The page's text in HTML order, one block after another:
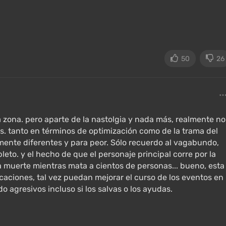
de 2006, el experimento fracasó.
ZEC (el primer brote), alterando las leyes físicas,
El territorio alrededor de la central nuclear de
brotaba de la Zona, los militares la rodearon con
de las autoridades por averiguar qué había sucedido
fracasaron. Sin embargo, los stalkers —los
un mayor éxito.
anomalías y narraban historias sobre encuentros
de la Zona fue ayudada por las agrupaciones de
de la Zona, los "Bandidos" robaban a los novatos.
50 26
pero aparte de la nastolgia y nada más, realmente no
tanto en términos de optimización como de la trama del
diferentes y para peor. Sólo recuerdo al vagabundo,
y el hecho de que el personaje principal corre por la
mientras mata a cientos de personas... bueno, esta
tal vez puedan mejorar el curso de los eventos en
agresivos incluso si los salvas o los ayudas.